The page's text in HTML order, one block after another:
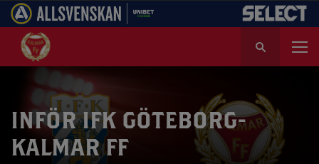
k
t
e
r
INFÖR IFK GÖTEBORG-
KALMAR FF